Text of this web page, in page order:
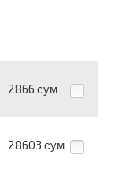
2866 сум
28603 сум